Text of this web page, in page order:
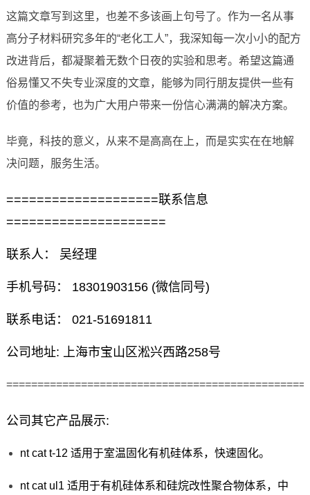
这篇文章写到这里，也差不多该画上句号了。作为一名从事
高分子材料研究多年的“老化工人”，我深知每一次小小的配方
改进背后，都凝聚着无数个日夜的实验和思考。希望这篇通
俗易懂又不失专业深度的文章，能够为同行朋友提供一些有
价值的参考，也为广大用户带来一份信心满满的解决方案。
毕竟，科技的意义，从来不是高高在上，而是实实在在地解
决问题，服务生活。
====================联系信息
=====================
联系人： 吴经理
手机号码： 18301903156 (微信同号)
联系电话： 021-51691811
公司地址: 上海市宝山区淞兴西路258号
公司其它产品展示:
nt cat t-12 适用于室温固化有机硅体系，快速固化。
nt cat ul1 适用于有机硅体系和硅烷改性聚合物体系，中